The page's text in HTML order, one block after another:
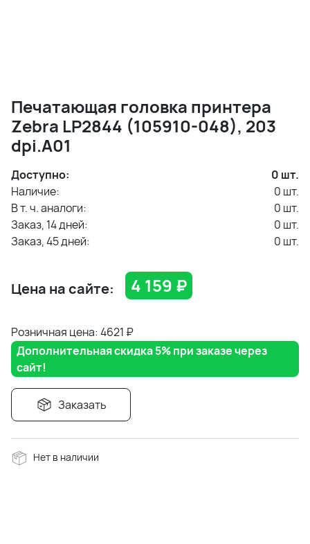
Печатающая головка принтера
Zebra LP2844 (105910-048), 203
dpi.A01
Доступно: 0 шт.
Наличие:
0 шт.
В т. ч. аналоги:
0 шт.
Заказ, 14 дней:
0 шт.
Заказ, 45 дней:
0 шт.
Цена на сайте: 4 159 ₽
Розничная цена: 4621 ₽
Дополнительная скидка 5% при заказе через
сайт!
Заказать
Нет в наличии